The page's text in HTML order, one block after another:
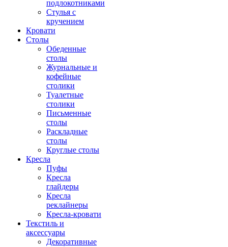
подлокотниками
Стулья с
кручением
Кровати
Столы
Обеденные
столы
Журнальные и
кофейные
столики
Туалетные
столики
Письменные
столы
Раскладные
столы
Круглые столы
Кресла
Пуфы
Кресла
глайдеры
Кресла
реклайнеры
Кресла-кровати
Текстиль и
аксессуары
Декоративные